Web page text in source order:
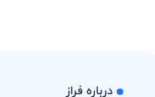
درباره فراز